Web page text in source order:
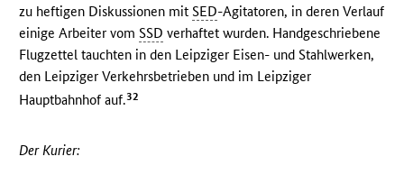
zu heftigen Diskussionen mitSED-Agitatoren, in deren Verlauf
einige Arbeiter vomSSD verhaftet wurden. Handgeschriebene
Flugzettel tauchten in den Leipziger Eisen- und Stahlwerken,
den Leipziger Verkehrsbetrieben und im Leipziger
Hauptbahnhof auf.32
Der Kurier: